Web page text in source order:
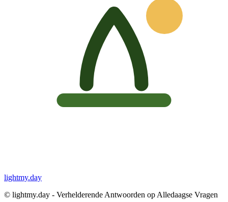
lightmy.day
© lightmy.day - Verhelderende Antwoorden op Alledaagse Vragen